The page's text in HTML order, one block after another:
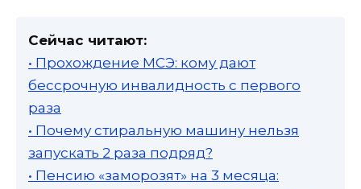
Сейчас читают:
• Прохождение МСЭ: кому дают
бессрочную инвалидность с первого
раза
• Почему стиральную машину нельзя
запускать 2 раза подряд?
• Пенсию «заморозят» на 3 месяца: